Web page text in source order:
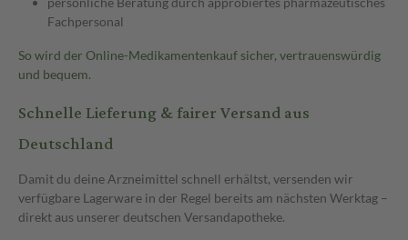
Fachpersonal
So wird der Online-Medikamentenkauf sicher, vertrauenswürdig
und bequem.
Schnelle Lieferung & fairer Versand aus
Deutschland
Damit du deine Arzneimittel schnell erhältst, versenden wir
verfügbare Lagerware in der Regel bereits am nächsten Werktag –
direkt aus unserer deutschen Versandapotheke.